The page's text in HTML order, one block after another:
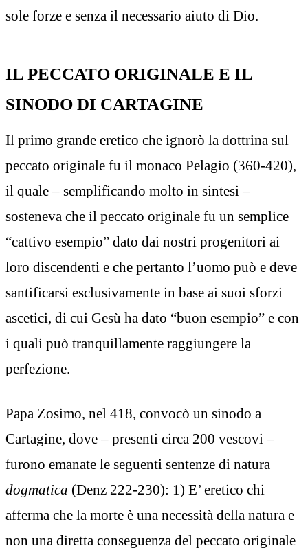
sole forze e senza il necessario aiuto di Dio.
IL PECCATO ORIGINALE E IL
SINODO DI CARTAGINE
Il primo grande eretico che ignorò la dottrina sul
peccato originale fu il monaco Pelagio (360-420),
il quale – semplificando molto in sintesi –
sosteneva che il peccato originale fu un semplice
“cattivo esempio” dato dai nostri progenitori ai
loro discendenti e che pertanto l’uomo può e deve
santificarsi esclusivamente in base ai suoi sforzi
ascetici, di cui Gesù ha dato “buon esempio” e con
i quali può tranquillamente raggiungere la
perfezione.
Papa Zosimo, nel 418, convocò un sinodo a
Cartagine, dove – presenti circa 200 vescovi –
furono emanate le seguenti sentenze di natura
dogmatica (Denz 222-230): 1) E’ eretico chi
afferma che la morte è una necessità della natura e
non una diretta conseguenza del peccato originale